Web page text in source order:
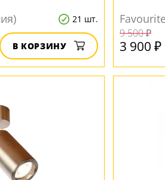
21 шт.
В КОРЗИНУ
9 500 ₽
3 900 ₽